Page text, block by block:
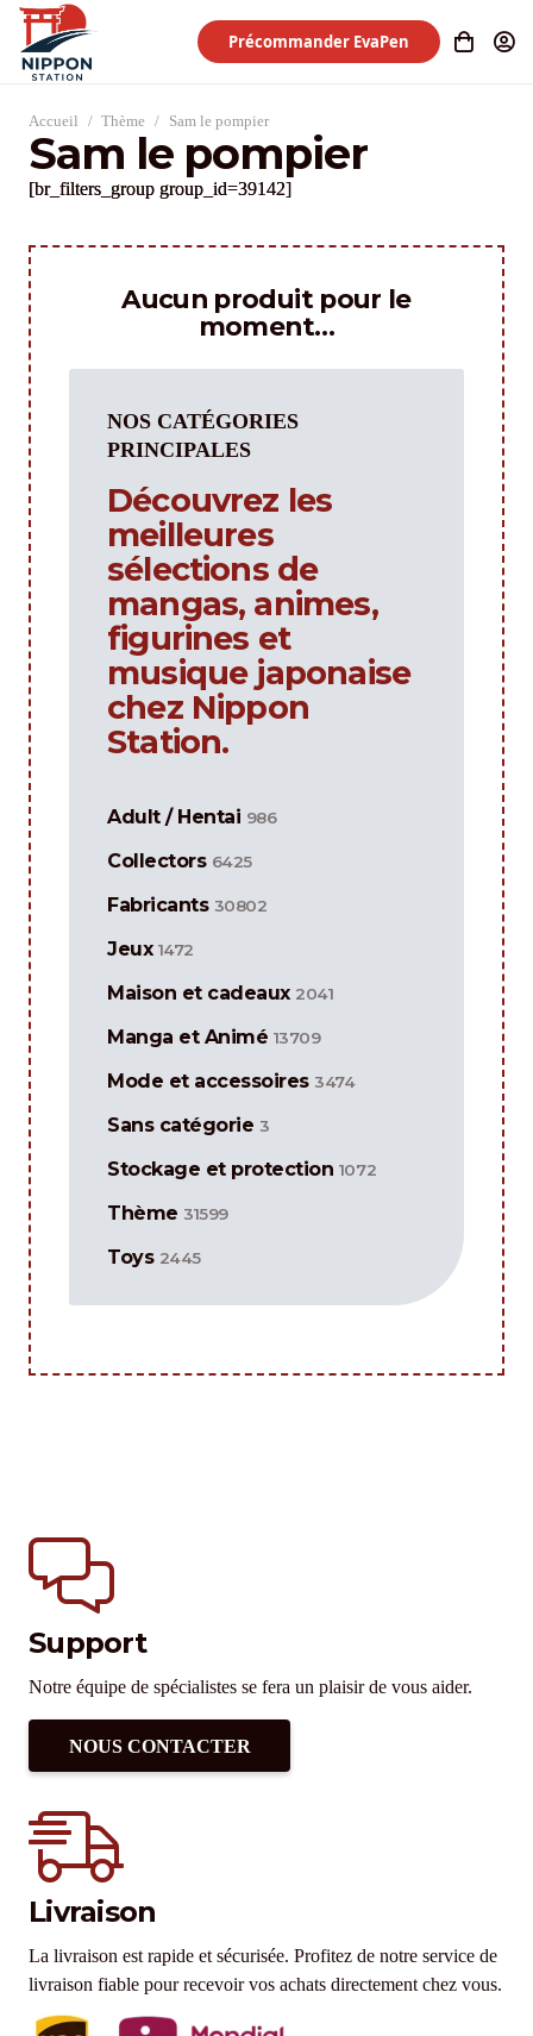
Précommander EvaPen
Accueil / Thème / Sam le pompier
Sam le pompier
[br_filters_group group_id=39142]
Aucun produit pour le
moment…
NOS CATÉGORIES
PRINCIPALES
Découvrez les
meilleures
sélections de
mangas, animes,
figurines et
musique japonaise
chez Nippon
Station.
Adult / Hentai 986
Collectors 6425
Fabricants 30802
Jeux 1472
Maison et cadeaux 2041
Manga et Animé 13709
Mode et accessoires 3474
Sans catégorie 3
Stockage et protection 1072
Thème 31599
Toys 2445
Support
Notre équipe de spécialistes se fera un plaisir de vous aider.
NOUS CONTACTER
Livraison
La livraison est rapide et sécurisée. Profitez de notre service de
livraison fiable pour recevoir vos achats directement chez vous.